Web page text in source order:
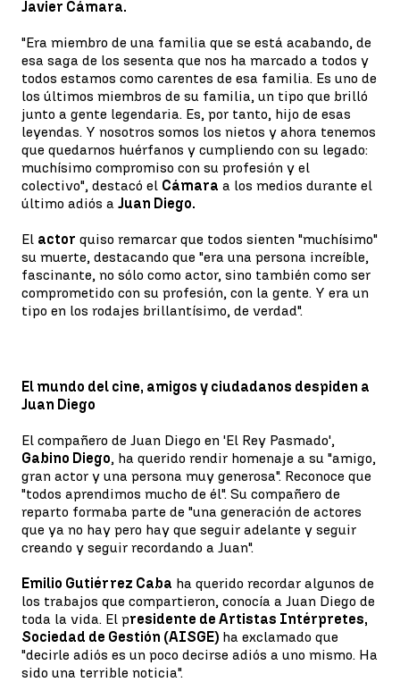
Javier Cámara.
"Era miembro de una familia que se está acabando, de
esa saga de los sesenta que nos ha marcado a todos y
todos estamos como carentes de esa familia. Es uno de
los últimos miembros de su familia, un tipo que brilló
junto a gente legendaria. Es, por tanto, hijo de esas
leyendas. Y nosotros somos los nietos y ahora tenemos
que quedarnos huérfanos y cumpliendo con su legado:
muchísimo compromiso con su profesión y el
colectivo", destacó el Cámara a los medios durante el
último adiós a Juan Diego.
El actor quiso remarcar que todos sienten "muchísimo"
su muerte, destacando que "era una persona increíble,
fascinante, no sólo como actor, sino también como ser
comprometido con su profesión, con la gente. Y era un
tipo en los rodajes brillantísimo, de verdad".
El mundo del cine, amigos y ciudadanos despiden a
Juan Diego
El compañero de Juan Diego en 'El Rey Pasmado',
Gabino Diego, ha querido rendir homenaje a su "amigo,
gran actor y una persona muy generosa". Reconoce que
"todos aprendimos mucho de él". Su compañero de
reparto formaba parte de "una generación de actores
que ya no hay pero hay que seguir adelante y seguir
creando y seguir recordando a Juan".
Emilio Gutiérrez Caba ha querido recordar algunos de
los trabajos que compartieron, conocía a Juan Diego de
toda la vida. El presidente de Artistas Intérpretes,
Sociedad de Gestión (AISGE) ha exclamado que
"decirle adiós es un poco decirse adiós a uno mismo. Ha
sido una terrible noticia".